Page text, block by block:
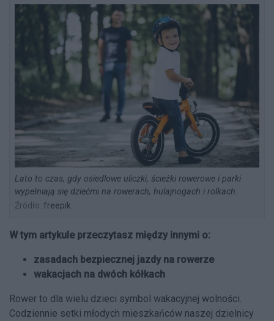
Lato to czas, gdy osiedlowe uliczki, ścieżki rowerowe i parki
wypełniają się dziećmi na rowerach, hulajnogach i rolkach.
Źródło: freepik
W tym artykule przeczytasz między innymi o:
zasadach bezpiecznej jazdy na rowerze
wakacjach na dwóch kółkach
Rower to dla wielu dzieci symbol wakacyjnej wolności.
Codziennie setki młodych mieszkańców naszej dzielnicy